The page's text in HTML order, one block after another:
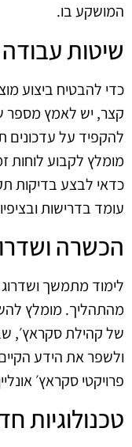
המושקע בו.
שיטות
כדי להבטיח ביצוע
קצר, יש לאמץ מספר
להקפיד על עדכונים
מומלץ לקבוע לוחות
כדאי לבצע בדיקות
עומד בדרישות
הכשרה
לימוד מתמשך
מהתהליך. מומלץ
של קהילת סקראץ׳,
ולשפר את הידע
פרויקטי סקראץ׳
טכנולוגיות